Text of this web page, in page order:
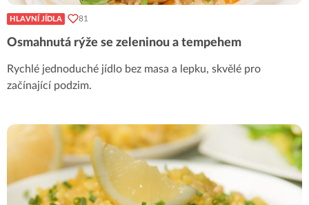
HLAVNÍ JÍDLA 81
Osmahnutá rýže se zeleninou a tempehem
Rychlé jednoduché jídlo bez masa a lepku, skvělé pro
začínající podzim.